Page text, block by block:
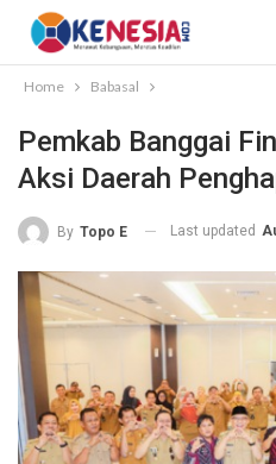
Home Babasal
Pemkab Banggai
Aksi Daerah
By Topo E Last updated